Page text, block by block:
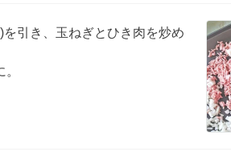
引き、玉ねぎとひき肉を炒め